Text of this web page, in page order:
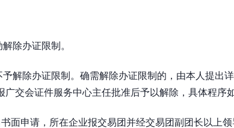
除办证限制。
解除办证限制。确需解除办证限制的，由本人提出
交会证件服务中心主任批准后予以解除，具体程序
面申请，所在企业报交易团并经交易团副团长以上